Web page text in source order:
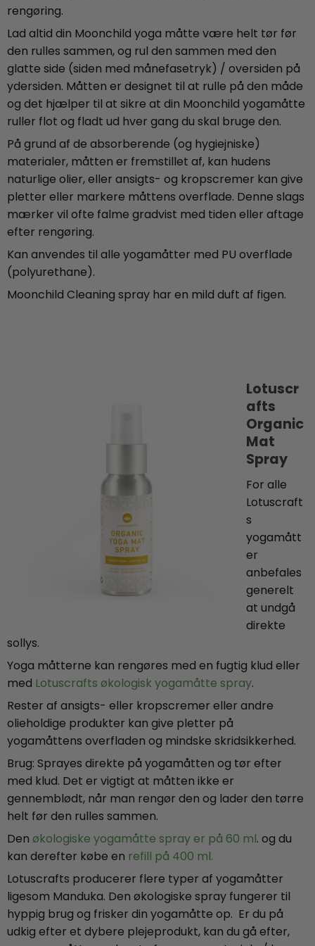
rengøring.
Lad altid din Moonchild yoga måtte være helt tør før
den rulles sammen, og rul den sammen med den
glatte side (siden med månefasetryk) / oversiden på
ydersiden. Måtten er designet til at rulle på den måde
og det hjælper til at sikre at din Moonchild yogamåtte
ruller flot og fladt ud hver gang du skal bruge den.
På grund af de absorberende (og hygiejniske)
materialer, måtten er fremstillet af, kan hudens
naturlige olier, eller ansigts- og kropscremer kan give
pletter eller markere måttens overflade. Denne slags
mærker vil ofte falme gradvist med tiden eller aftage
efter rengøring.
Kan anvendes til alle yogamåtter med PU overflade
(polyurethane).
Moonchild Cleaning spray har en mild duft af figen.
Lotuscr
afts
Organic
Mat
Spray
For alle
Lotuscraft
s
yogamått
er
anbefales
generelt
at undgå
direkte
sollys.
Yoga måtterne kan rengøres med en fugtig klud eller
med Lotuscrafts økologisk yogamåtte spray.
Rester af ansigts- eller kropscremer eller andre
olieholdige produkter kan give pletter på
yogamåttens overfladen og mindske skridsikkerhed.
Brug: Sprayes direkte på yogamåtten og tør efter
med klud. Det er vigtigt at måtten ikke er
gennemblødt, når man rengør den og lader den tørre
helt før den rulles sammen.
Den økologiske yogamåtte spray er på 60 ml. og du
kan derefter købe en refill på 400 ml.
Lotuscrafts producerer flere typer af yogamåtter
ligesom Manduka. Den økologiske spray fungerer til
hyppig brug og frisker din yogamåtte op. Er du på
udkig efter et dybere plejeprodukt, kan du gå efter,